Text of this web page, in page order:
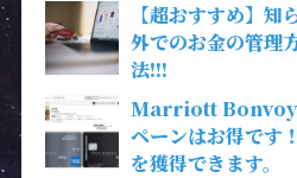
【超おすすめ】知
外でのお金の管理
法!!!
Marriott Bonvoy
ペーンはお得です
を獲得できます。